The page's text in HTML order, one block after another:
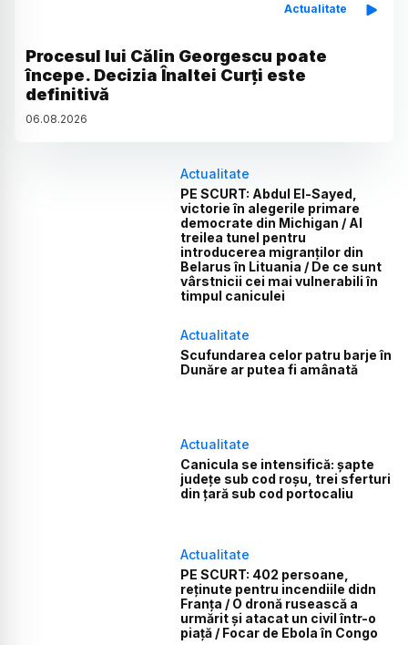
Actualitate
Procesul lui Călin Georgescu poate
începe. Decizia Înaltei Curți este
definitivă
06.08.2026
Actualitate
PE SCURT: Abdul El-Sayed,
victorie în alegerile primare
democrate din Michigan / Al
treilea tunel pentru
introducerea migranților din
Belarus în Lituania / De ce sunt
vârstnicii cei mai vulnerabili în
timpul caniculei
Actualitate
Scufundarea celor patru barje în
Dunăre ar putea fi amânată
Actualitate
Canicula se intensifică: șapte
județe sub cod roșu, trei sferturi
din țară sub cod portocaliu
Actualitate
PE SCURT: 402 persoane,
reținute pentru incendiile didn
Franța / O dronă rusească a
urmărit și atacat un civil într-o
piață / Focar de Ebola în Congo